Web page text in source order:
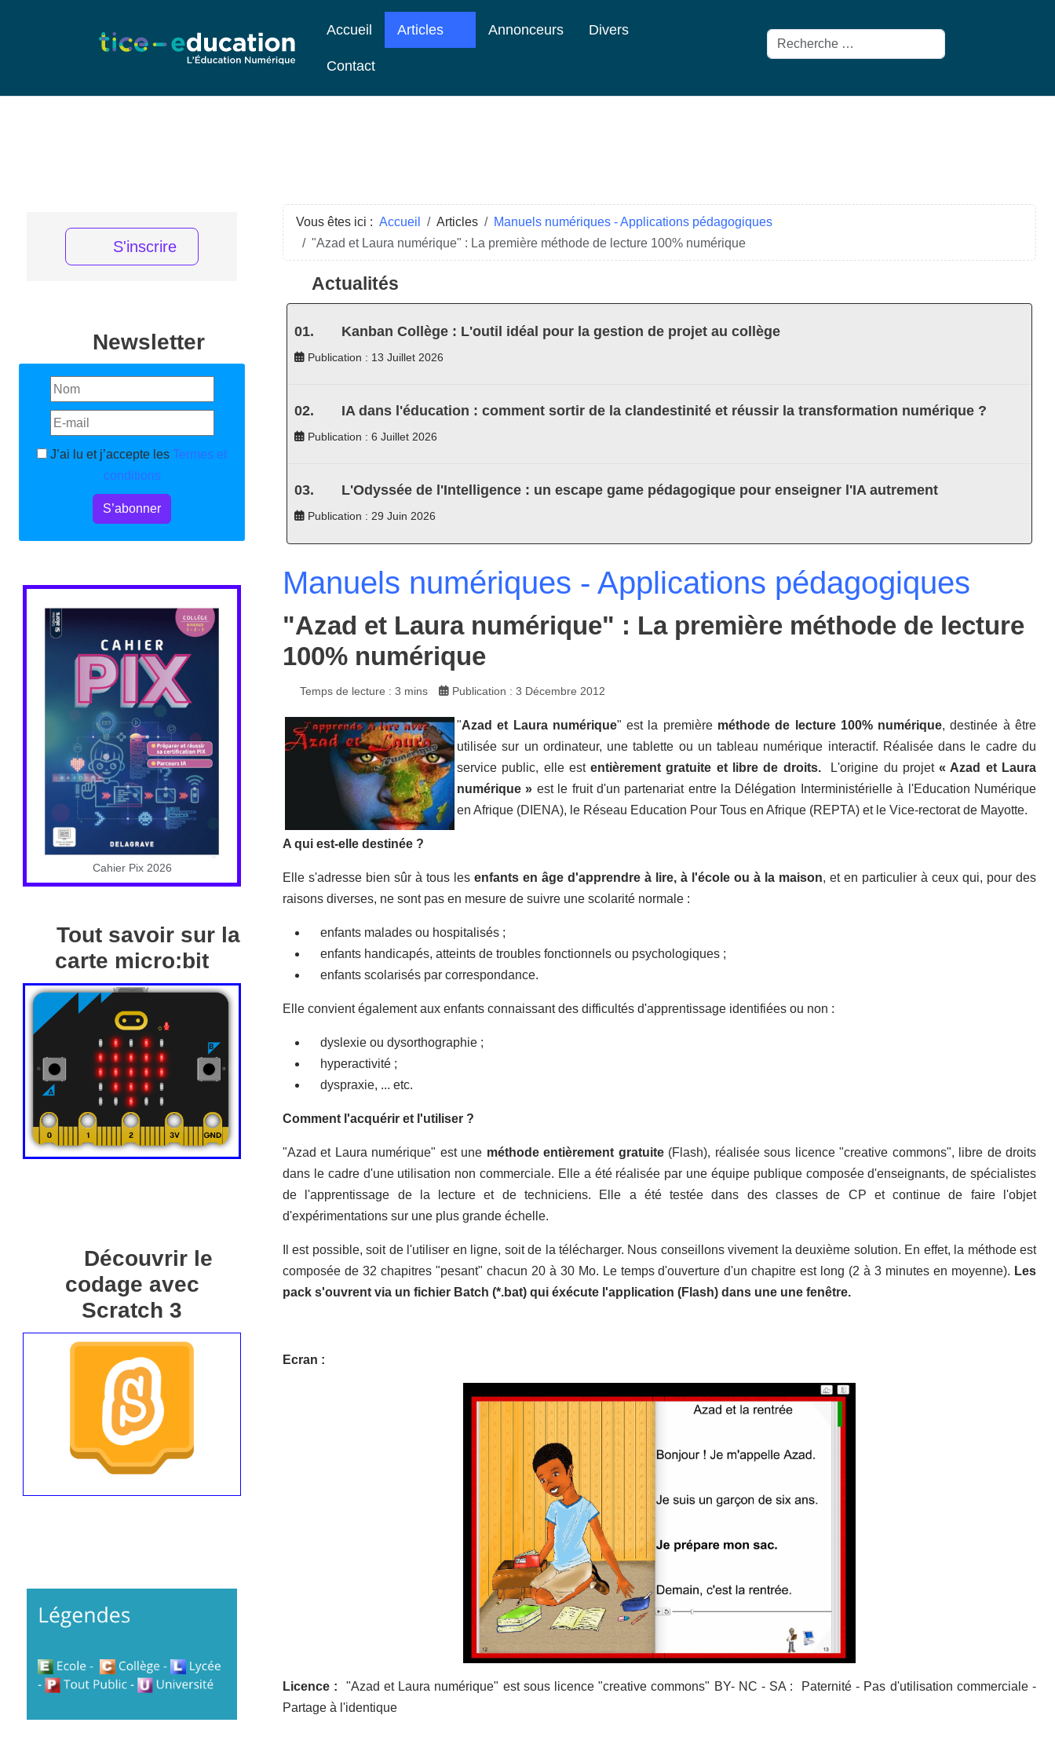
Accueil Articles Annonceurs Divers
Contact
Rechercher
S'inscrire
Newsletter
J’ai lu et j’accepte les Termes et
conditions
S’abonner
Cahier Pix 2026
Tout savoir sur la
carte micro:bit
Découvrir le
codage avec
Scratch 3
Vous êtes ici : Accueil Articles
Manuels numériques - Applications pédagogiques
"Azad et Laura numérique" : La première méthode de lecture 100% numérique
Actualités
Kanban Collège : L'outil idéal pour la gestion de projet au collège
Publication : 13 Juillet 2026
IA dans l'éducation : comment sortir de la clandestinité et réussir la transformation numérique ?
Publication : 6 Juillet 2026
L'Odyssée de l'Intelligence : un escape game pédagogique pour enseigner l'IA autrement
Publication : 29 Juin 2026
Manuels numériques - Applications pédagogiques
"Azad et Laura numérique" : La première méthode de lecture
100% numérique
Temps de lecture : 3 mins Publication : 3 Décembre 2012
"Azad et Laura numérique" est la première méthode de lecture 100% numérique, destinée à être
utilisée sur un ordinateur, une tablette ou un tableau numérique interactif. Réalisée dans le cadre du
service public, elle estentièrement gratuite et libre de droits. L'origine du projet« Azad et Laura
numérique » est le fruit d'un partenariat entre la Délégation Interministérielle à l'Education Numérique
en Afrique (DIENA), le Réseau Education Pour Tous en Afrique (REPTA) et le Vice-rectorat de Mayotte.
A qui est-elle destinée ?
Elle s'adresse bien sûr à tous les enfants en âge d'apprendre à lire, à l'école ou à la maison, et en particulier à ceux qui, pour des
raisons diverses, ne sont pas en mesure de suivre une scolarité normale :
enfants malades ou hospitalisés ;
enfants handicapés, atteints de troubles fonctionnels ou psychologiques ;
enfants scolarisés par correspondance.
Elle convient également aux enfants connaissant des difficultés d'apprentissage identifiées ou non :
dyslexie ou dysorthographie ;
hyperactivité ;
dyspraxie, ... etc.
Comment l'acquérir et l'utiliser ?
"Azad et Laura numérique" est une méthode entièrement gratuite(Flash), réalisée sous licence "creative commons", libre de droits
dans le cadre d'une utilisation non commerciale. Elle a été réalisée par une équipe publique composée d'enseignants, de spécialistes
de l'apprentissage de la lecture et de techniciens. Elle a été testée dans des classes de CP et continue de faire l'objet
d'expérimentations sur une plus grande échelle.
Il est possible, soit de l'utiliser en ligne, soit de la télécharger. Nous conseillons vivement la deuxième solution. En effet, la méthode est
composée de 32 chapitres "pesant" chacun 20 à 30 Mo. Le temps d'ouverture d'un chapitre est long (2 à 3 minutes en moyenne). Les
pack s'ouvrent via un fichier Batch (*.bat) qui éxécute l'application (Flash) dans une une fenêtre.
Ecran :
Licence : "Azad et Laura numérique" est sous licence "creative commons" BY- NC - SA : Paternité - Pas d'utilisation commerciale -
Partage à l'identique